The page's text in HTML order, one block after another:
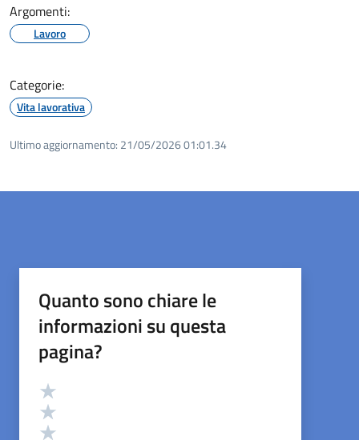
Argomenti:
Lavoro
Categorie:
Vita lavorativa
Ultimo aggiornamento: 21/05/2026 01:01.34
Quanto sono chiare le
informazioni su questa
pagina?
Valutazione